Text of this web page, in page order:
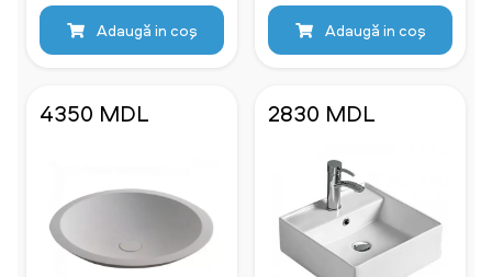
Adaugă in coş Adaugă in coş
4350 MDL 2830 MDL